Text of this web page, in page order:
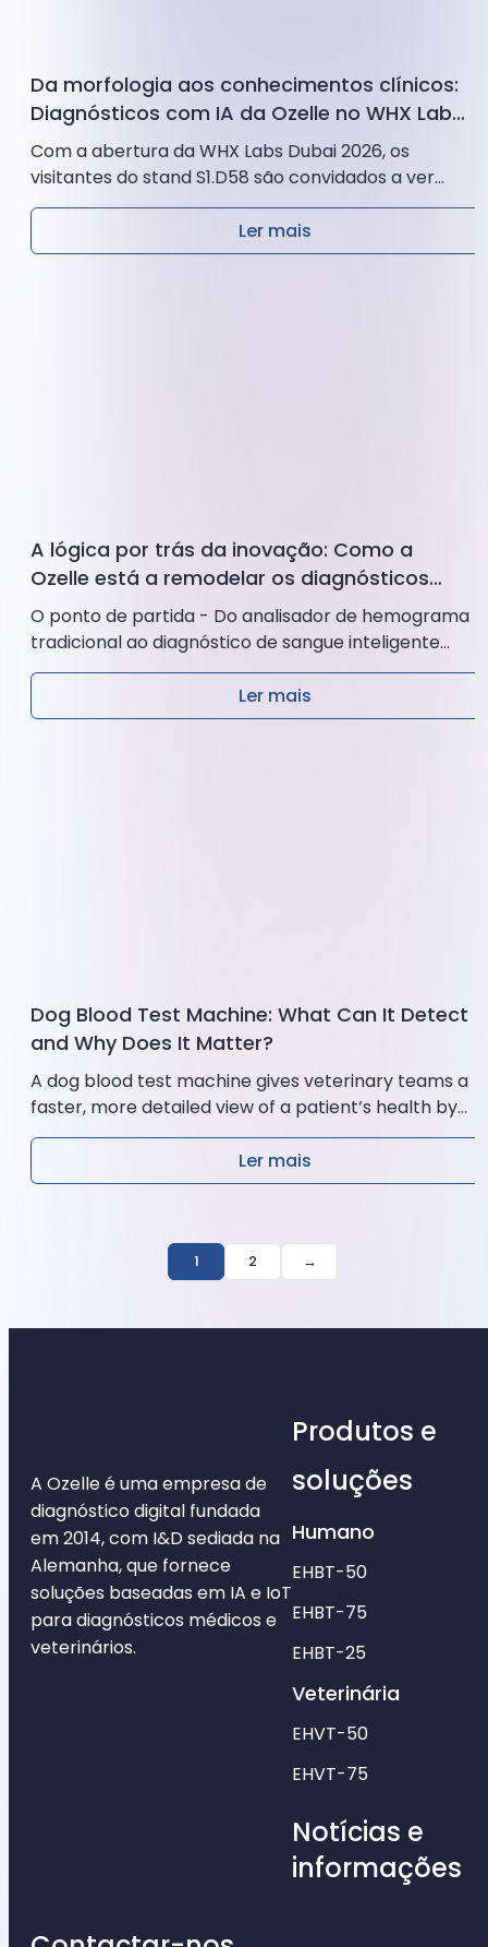
Da morfologia aos conhecimentos clínicos:
Diagnósticos com IA da Ozelle no WHX Labs
Dubai 2026
Com a abertura da WHX Labs Dubai 2026, os
visitantes do stand S1.D58 são convidados a ver
como a Ozelle transforma os testes de
Ler mais
A lógica por trás da inovação: Como a
Ozelle está a remodelar os diagnósticos
com IA + CBM
O ponto de partida - Do analisador de hemograma
tradicional ao diagnóstico de sangue inteligente
Durante décadas, o hemograma completo (CBC)
Ler mais
Dog Blood Test Machine: What Can It Detect
and Why Does It Matter?
A dog blood test machine gives veterinary teams a
faster, more detailed view of a patient’s health by
analyzing a...
Ler mais
1 2 →
A Ozelle é uma empresa de
diagnóstico digital fundada
em 2014, com I&D sediada na
Alemanha, que fornece
soluções baseadas em IA e IoT
para diagnósticos médicos e
veterinários.
Produtos e
soluções
Humano
EHBT-50
EHBT-75
EHBT-25
Veterinária
EHVT-50
EHVT-75
Notícias e
informações